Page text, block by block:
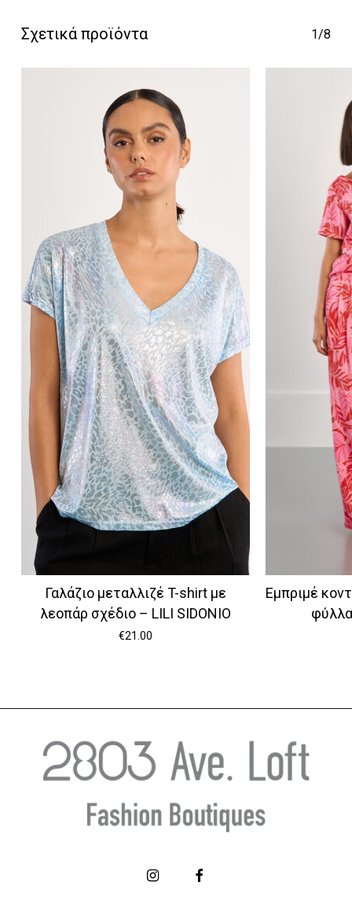
καλάθι σας.
Σχετικά προϊόντα 1/8
Γαλάζιο μεταλλιζέ T-shirt με
λεοπάρ σχέδιο – LILI SIDONIO
€21.00
Εμπριμέ